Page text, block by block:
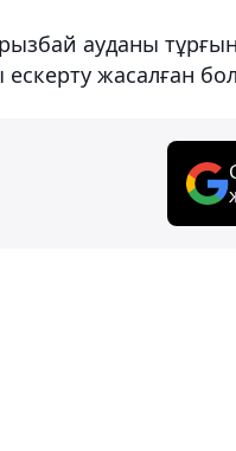
ауданы
жасалған